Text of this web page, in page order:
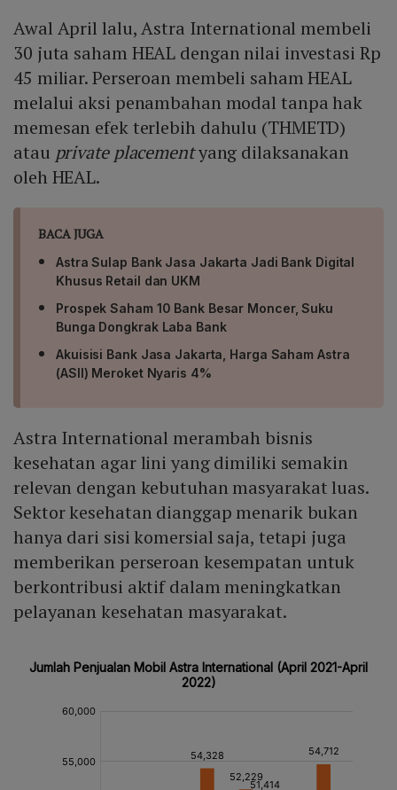
Awal April lalu, Astra International membeli
30 juta saham HEAL dengan nilai investasi Rp
45 miliar. Perseroan membeli saham HEAL
melalui aksi penambahan modal tanpa hak
memesan efek terlebih dahulu (THMETD)
atau private placementyang dilaksanakan
oleh HEAL.
BACA JUGA
Astra Sulap Bank Jasa Jakarta Jadi Bank Digital
Khusus Retail dan UKM
Prospek Saham 10 Bank Besar Moncer, Suku
Bunga Dongkrak Laba Bank
Akuisisi Bank Jasa Jakarta, Harga Saham Astra
(ASII) Meroket Nyaris 4%
Astra International merambah bisnis
kesehatan agar lini yang dimiliki semakin
relevan dengan kebutuhan masyarakat luas.
Sektor kesehatan dianggap menarik bukan
hanya dari sisi komersial saja, tetapi juga
memberikan perseroan kesempatan untuk
berkontribusi aktif dalam meningkatkan
pelayanan kesehatan masyarakat.